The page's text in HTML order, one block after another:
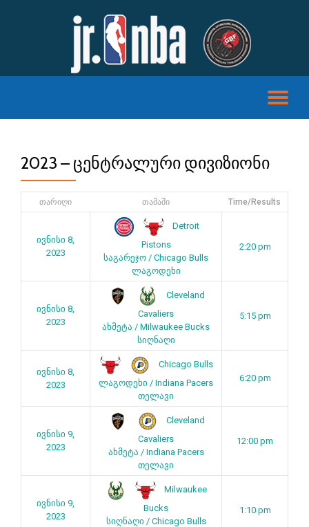
2023 – ᲪᲔᲜᲢᲠᲐᲚᲣᲠᲘ ᲓᲘᲕᲘᲖᲘᲝᲜᲘ
თარიღი თამაში Time/Results
ივნისი 8,
2023
Detroit
Pistons
საგარეჯო / Chicago Bulls
ლაგოდეხი
2:20 pm
ივნისი 8,
2023
Cleveland
Cavaliers
ახმეტა / Milwaukee Bucks
სიღნაღი
5:15 pm
ივნისი 8,
2023
Chicago Bulls
ლაგოდეხი / Indiana Pacers
თელავი
6:20 pm
ივნისი 9,
2023
Cleveland
Cavaliers
ახმეტა / Indiana Pacers
თელავი
12:00 pm
ივნისი 9,
2023
Milwaukee
Bucks
სიღნაღი / Chicago Bulls
1:10 pm